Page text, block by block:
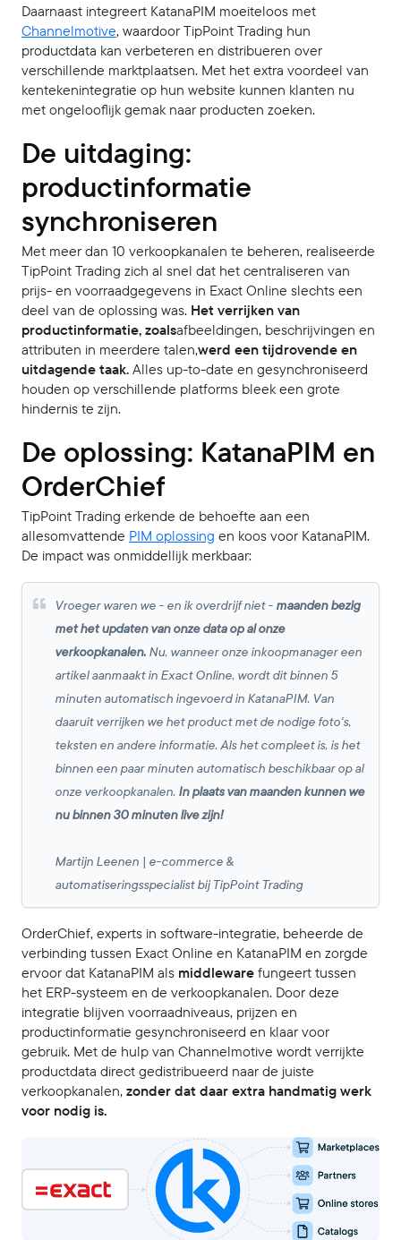
Daarnaast integreert KatanaPIM moeiteloos met
Channelmotive, waardoor TipPoint Trading hun
productdata kan verbeteren en distribueren over
verschillende marktplaatsen. Met het extra voordeel van
kentekenintegratie op hun website kunnen klanten nu
met ongelooflijk gemak naar producten zoeken.
De uitdaging:
productinformatie
synchroniseren
Met meer dan 10 verkoopkanalen te beheren, realiseerde
TipPoint Trading zich al snel dat het centraliseren van
prijs- en voorraadgegevens in Exact Online slechts een
deel van de oplossing was. Het verrijken van
productinformatie, zoalsafbeeldingen, beschrijvingen en
attributen in meerdere talen,werd een tijdrovende en
uitdagende taak.Alles up-to-date en gesynchroniseerd
houden op verschillende platforms bleek een grote
hindernis te zijn.
De oplossing: KatanaPIM en
OrderChief
TipPoint Trading erkende de behoefte aan een
allesomvattende PIM oplossing en koos voor KatanaPIM.
De impact was onmiddellijk merkbaar:
Vroeger waren we - en ik overdrijf niet - maanden bezig
met het updaten van onze data op al onze
verkoopkanalen. Nu, wanneer onze inkoopmanager een
artikel aanmaakt in Exact Online, wordt dit binnen 5
minuten automatisch ingevoerd in KatanaPIM. Van
daaruit verrijken we het product met de nodige foto's,
teksten en andere informatie. Als het compleet is, is het
binnen een paar minuten automatisch beschikbaar op al
onze verkoopkanalen. In plaats van maanden kunnen we
nu binnen 30 minuten live zijn!
Martijn Leenen | e-commerce &
automatiseringsspecialist bij TipPoint Trading
OrderChief, experts in software-integratie, beheerde de
verbinding tussen Exact Online en KatanaPIM en zorgde
ervoor dat KatanaPIM als middlewarefungeert tussen
het ERP-systeem en de verkoopkanalen. Door deze
integratie blijven voorraadniveaus, prijzen en
productinformatie gesynchroniseerd en klaar voor
gebruik. Met de hulp van Channelmotive wordt verrijkte
productdata direct gedistribueerd naar de juiste
verkoopkanalen,zonder dat daar extra handmatig werk
voor nodig is.